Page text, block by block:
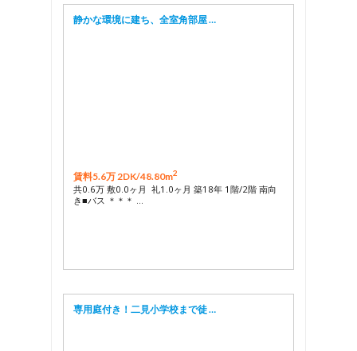
静かな環境に建ち、全室角部屋 …
賃料5.6万 2DK/48.80m2
共0.6万 敷0.0ヶ月 礼1.0ヶ月 築18年 1階/2階 南向
き■バス ＊＊＊ …
専用庭付き！二見小学校まで徒 …